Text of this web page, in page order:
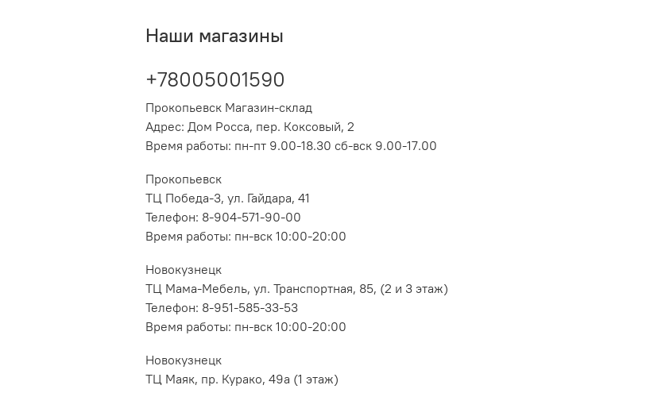
Наши магазины
+78005001590
Прокопьевск Магазин-склад
Адрес: Дом Росса, пер. Коксовый, 2
Время работы: пн-пт 9.00-18.30 сб-вск 9.00-17.00
Прокопьевск
ТЦ Победа-3, ул. Гайдара, 41
Телефон: 8-904-571-90-00
Время работы: пн-вск 10:00-20:00
Новокузнецк
ТЦ Мама-Мебель, ул. Транспортная, 85, (2 и 3 этаж)
Телефон: 8-951-585-33-53
Время работы: пн-вск 10:00-20:00
Новокузнецк
ТЦ Маяк, пр. Курако, 49а (1 этаж)